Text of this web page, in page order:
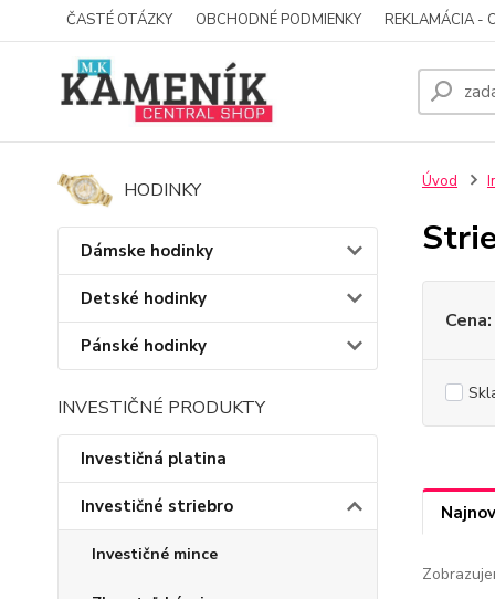
ČASTÉ OTÁZKY OBCHODNÉ PODMIENKY REKLAMÁCIA -
HODINKY
Dámske hodinky
Detské hodinky
Pánské hodinky
INVESTIČNÉ PRODUKTY
Investičná platina
Investičné striebro
Investičné mince
Úvod
Cena: